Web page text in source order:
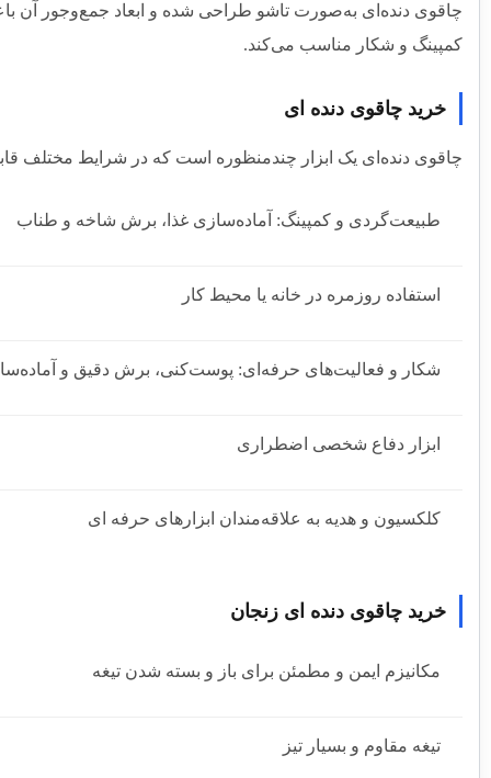
چاقوی دنده‌ای به‌صورت تاشو طراحی شده و ابعاد جمع‌وجور آن
کمپینگ و شکار مناسب می‌کند.
خرید چاقوی دنده‌ ای
چاقوی دنده‌ای یک ابزار چندمنظوره است که در شرایط مختلف
طبیعت‌گردی و کمپینگ: آماده‌سازی غذا، برش شاخه و طناب
استفاده روزمره در خانه یا محیط کار
شکار و فعالیت‌های حرفه‌ای: پوست‌کنی، برش دقیق و
ابزار دفاع شخصی اضطراری
کلکسیون و هدیه به علاقه‌مندان ابزارهای حرفه‌ ای
خرید چاقوی دنده‌ ای زنجان
مکانیزم ایمن و مطمئن برای باز و بسته شدن تیغه
تیغه مقاوم و بسیار تیز